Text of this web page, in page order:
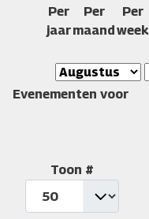
Per
jaar
Per
maand
Per
week
Evenementen voor
Toon #